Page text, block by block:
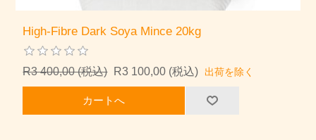
High-Fibre Dark Soya Mince 20kg
R3 400,00 (税込) R3 100,00 (税込) 出荷を除く
カートへ